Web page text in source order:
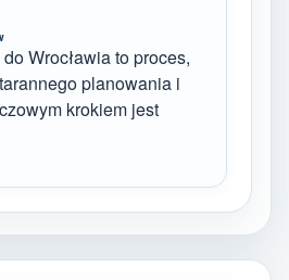
Wrocławia to proces,
planowania i
krokiem jest